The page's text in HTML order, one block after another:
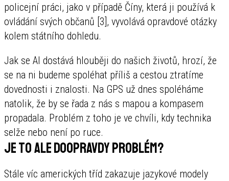
policejní práci, jako v případě Číny, která ji používá k
ovládání svých občanů [3], vyvolává opravdové otázky
kolem státního dohledu.
Jak se AI dostává hlouběji do našich životů, hrozí, že
se na ni budeme spoléhat příliš a cestou ztratíme
dovednosti i znalosti. Na GPS už dnes spoléháme
natolik, že by se řada z nás s mapou a kompasem
propadala. Problém z toho je ve chvíli, kdy technika
selže nebo není po ruce.
Je to ale doopravdy problém?
Stále víc amerických tříd zakazuje jazykové modely